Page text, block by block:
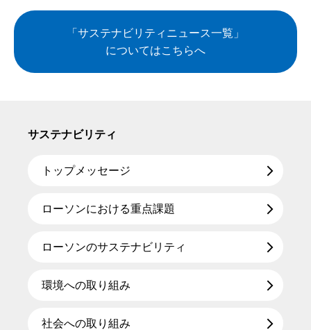
「サステナビリティニュース一覧」
についてはこちらへ
サステナビリティ
トップメッセージ
ローソンにおける重点課題
ローソンのサステナビリティ
環境への取り組み
社会への取り組み